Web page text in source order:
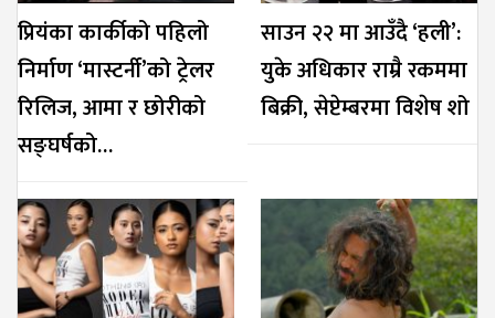
प्रियंका कार्कीको पहिलो
निर्माण ‘मास्टर्नी’को ट्रेलर
रिलिज, आमा र छोरीको
सङ्घर्षको…
साउन २२ मा आउँदै ‘हली’:
युके अधिकार राम्रै रकममा
बिक्री, सेप्टेम्बरमा विशेष शो